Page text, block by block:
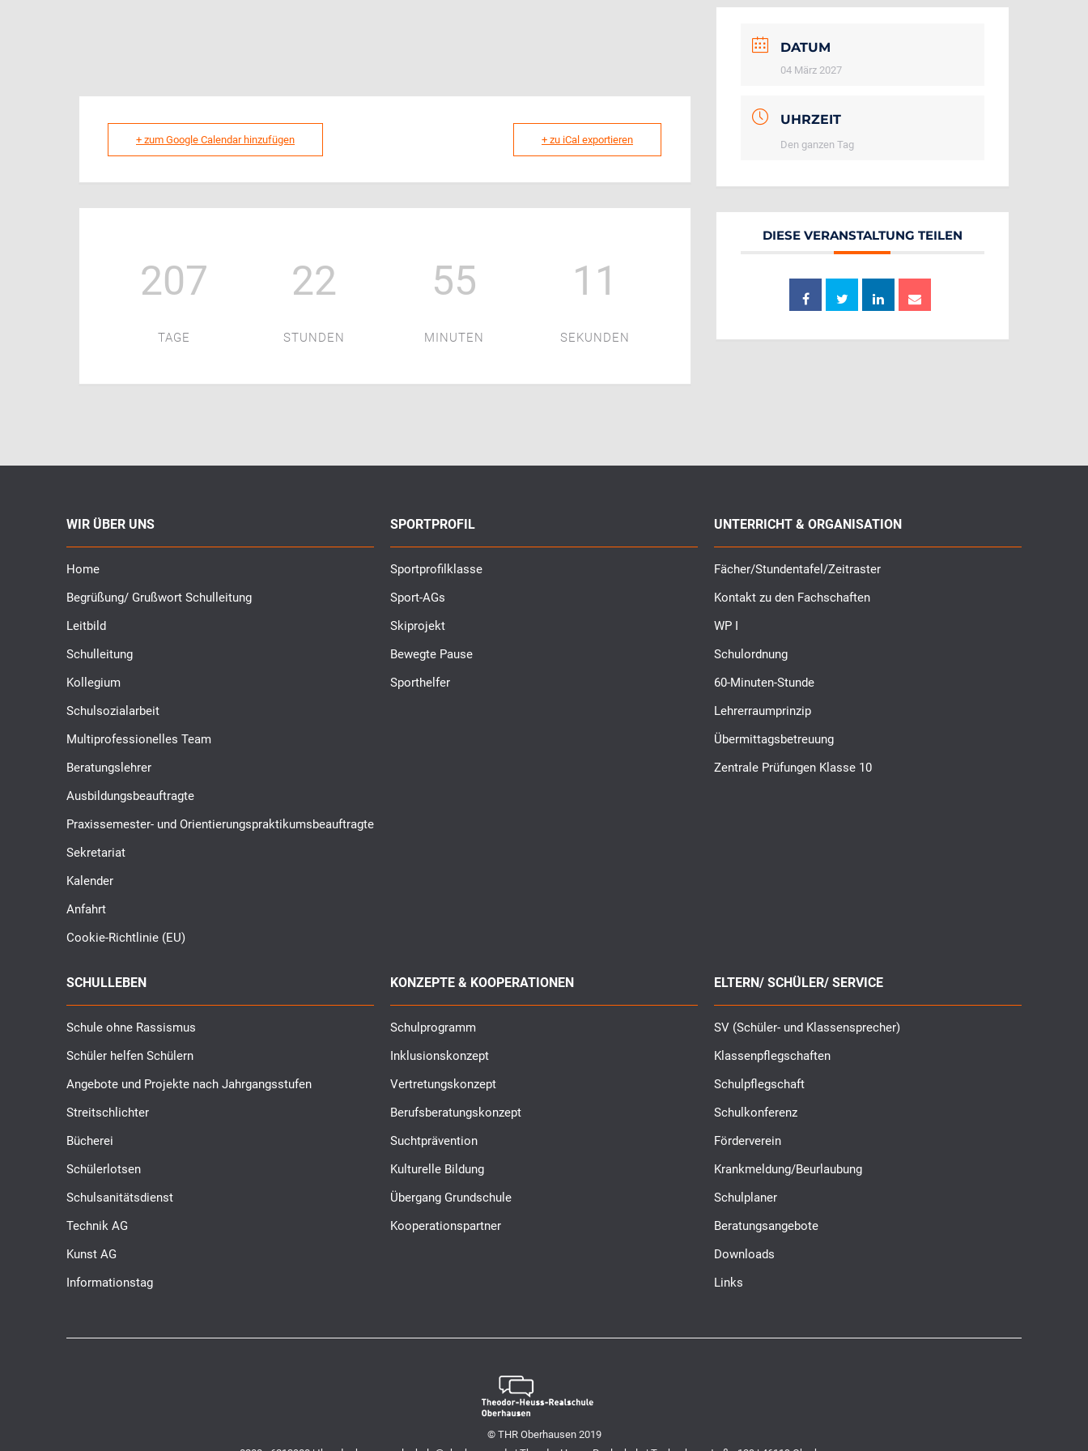
+ zum Google Calendar hinzufügen + zu iCal exportieren
207
TAGE
22
STUNDEN
55
MINUTEN
11
SEKUNDEN
DATUM
04 März 2027
UHRZEIT
Den ganzen Tag
DIESE VERANSTALTUNG TEILEN
WIR ÜBER UNS
Home
Begrüßung/ Grußwort Schulleitung
Leitbild
Schulleitung
Kollegium
Schulsozialarbeit
Multiprofessionelles Team
Beratungslehrer
Ausbildungsbeauftragte
Praxissemester- und Orientierungspraktikumsbeauftragte
Sekretariat
Kalender
Anfahrt
Cookie-Richtlinie (EU)
SPORTPROFIL
Sportprofilklasse
Sport-AGs
Skiprojekt
Bewegte Pause
Sporthelfer
UNTERRICHT & ORGANISATION
Fächer/Stundentafel/Zeitraster
Kontakt zu den Fachschaften
WP I
Schulordnung
60-Minuten-Stunde
Lehrerraumprinzip
Übermittagsbetreuung
Zentrale Prüfungen Klasse 10
SCHULLEBEN
Schule ohne Rassismus
Schüler helfen Schülern
Angebote und Projekte nach Jahrgangsstufen
Streitschlichter
Bücherei
Schülerlotsen
Schulsanitätsdienst
Technik AG
Kunst AG
Informationstag
KONZEPTE & KOOPERATIONEN
Schulprogramm
Inklusionskonzept
Vertretungskonzept
Berufsberatungskonzept
Suchtprävention
Kulturelle Bildung
Übergang Grundschule
Kooperationspartner
ELTERN/ SCHÜLER/ SERVICE
SV (Schüler- und Klassensprecher)
Klassenpflegschaften
Schulpflegschaft
Schulkonferenz
Förderverein
Krankmeldung/Beurlaubung
Schulplaner
Beratungsangebote
Downloads
Links
© THR Oberhausen 2019